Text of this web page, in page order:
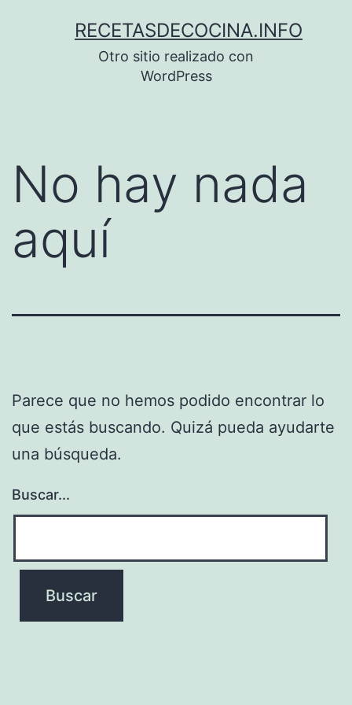
RECETASDECOCINA.INFO
Otro sitio realizado con
WordPress
No hay nada
aquí
Parece que no hemos podido encontrar lo
que estás buscando. Quizá pueda ayudarte
una búsqueda.
Buscar...